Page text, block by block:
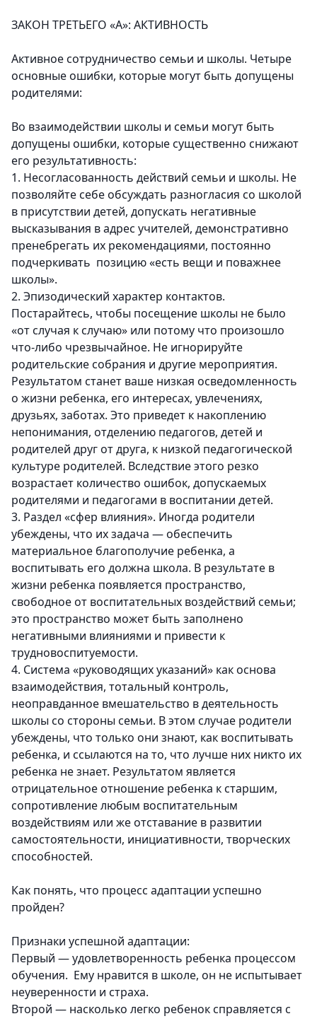
ЗАКОН ТРЕТЬЕГО «А»: АКТИВНОСТЬ
Активное сотрудничество семьи и школы. Четыре
основные ошибки, которые могут быть допущены
родителями:
Во взаимодействии школы и семьи могут быть
допущены ошибки, которые существенно снижают
его результативность:
1. Несогласованность действий семьи и школы. Не
позволяйте себе обсуждать разногласия со школой
в присутствии детей, допускать негативные
высказывания в адрес учителей, демонстративно
пренебрегать их рекомендациями, постоянно
подчеркивать позицию «есть вещи и поважнее
школы».
2. Эпизодический характер контактов.
Постарайтесь, чтобы посещение школы не было
«от случая к случаю» или потому что произошло
что-либо чрезвычайное. Не игнорируйте
родительские собрания и другие мероприятия.
Результатом станет ваше низкая осведомленность
о жизни ребенка, его интересах, увлечениях,
друзьях, заботах. Это приведет к накоплению
непонимания, отделению педагогов, детей и
родителей друг от друга, к низкой педагогической
культуре родителей. Вследствие этого резко
возрастает количество ошибок, допускаемых
родителями и педагогами в воспитании детей.
3. Раздел «сфер влияния». Иногда родители
убеждены, что их задача — обеспечить
материальное благополучие ребенка, а
воспитывать его должна школа. В результате в
жизни ребенка появляется пространство,
свободное от воспитательных воздействий семьи;
это пространство может быть заполнено
негативными влияниями и привести к
трудновоспитуемости.
4. Система «руководящих указаний» как основа
взаимодействия, тотальный контроль,
неоправданное вмешательство в деятельность
школы со стороны семьи. В этом случае родители
убеждены, что только они знают, как воспитывать
ребенка, и ссылаются на то, что лучше них никто их
ребенка не знает. Результатом является
отрицательное отношение ребенка к старшим,
сопротивление любым воспитательным
воздействиям или же отставание в развитии
самостоятельности, инициативности, творческих
способностей.
Как понять, что процесс адаптации успешно
пройден?
Признаки успешной адаптации:
Первый — удовлетворенность ребенка процессом
обучения. Ему нравится в школе, он не испытывает
неуверенности и страха.
Второй — насколько легко ребенок справляется с